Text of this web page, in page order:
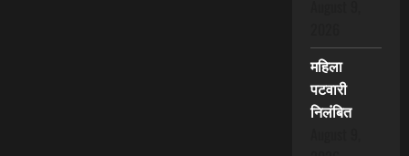
महिला
पटवारी
निलंबित